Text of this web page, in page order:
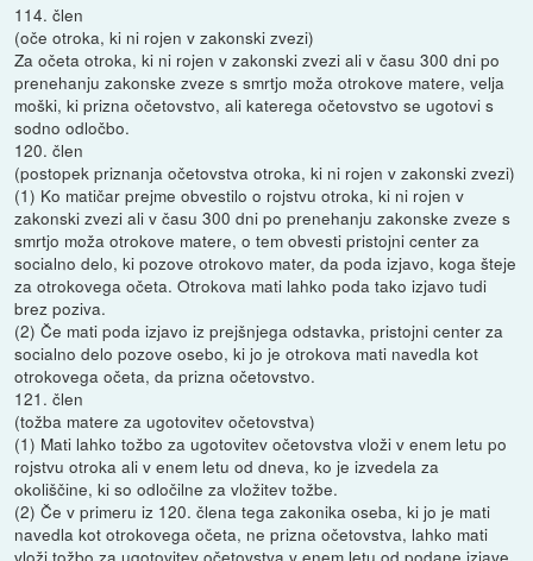
114. člen
(oče otroka, ki ni rojen v zakonski zvezi)
Za očeta otroka, ki ni rojen v zakonski zvezi ali v času 300 dni po
prenehanju zakonske zveze s smrtjo moža otrokove matere, velja
moški, ki prizna očetovstvo, ali katerega očetovstvo se ugotovi s
sodno odločbo.
120. člen
(postopek priznanja očetovstva otroka, ki ni rojen v zakonski zvezi)
(1) Ko matičar prejme obvestilo o rojstvu otroka, ki ni rojen v
zakonski zvezi ali v času 300 dni po prenehanju zakonske zveze s
smrtjo moža otrokove matere, o tem obvesti pristojni center za
socialno delo, ki pozove otrokovo mater, da poda izjavo, koga šteje
za otrokovega očeta. Otrokova mati lahko poda tako izjavo tudi
brez poziva.
(2) Če mati poda izjavo iz prejšnjega odstavka, pristojni center za
socialno delo pozove osebo, ki jo je otrokova mati navedla kot
otrokovega očeta, da prizna očetovstvo.
121. člen
(tožba matere za ugotovitev očetovstva)
(1) Mati lahko tožbo za ugotovitev očetovstva vloži v enem letu po
rojstvu otroka ali v enem letu od dneva, ko je izvedela za
okoliščine, ki so odločilne za vložitev tožbe.
(2) Če v primeru iz 120. člena tega zakonika oseba, ki jo je mati
navedla kot otrokovega očeta, ne prizna očetovstva, lahko mati
vloži tožbo za ugotovitev očetovstva v enem letu od podane izjave,